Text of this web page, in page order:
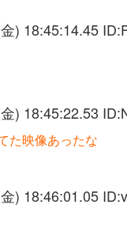
) 18:45:14.45 ID:
) 18:45:22.53 ID:
た映像あったな
) 18:46:01.05 ID: